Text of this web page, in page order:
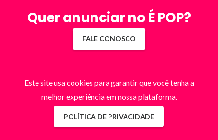
Quer anunciar no É POP?
FALE CONOSCO
Este site usa cookies para garantir que você tenha a
melhor experiência em nossa plataforma.
POLÍTICA DE PRIVACIDADE